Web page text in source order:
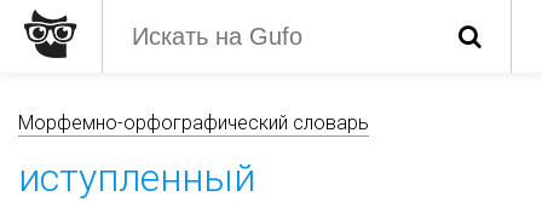
Морфемно-орфографический словарь
иступленный